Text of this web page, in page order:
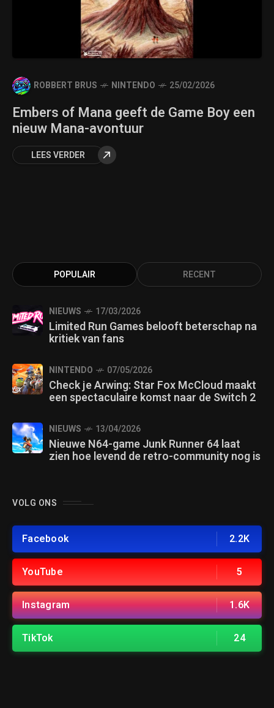
ROBBERT BRUS NINTENDO 25/02/2026
Embers of Mana geeft de Game Boy een
nieuw Mana-avontuur
LEES VERDER
POPULAIR RECENT
NIEUWS 17/03/2026
Limited Run Games belooft beterschap na
kritiek van fans
NINTENDO 07/05/2026
Check je Arwing: Star Fox McCloud maakt
een spectaculaire komst naar de Switch 2
NIEUWS 13/04/2026
Nieuwe N64-game Junk Runner 64 laat
zien hoe levend de retro-community nog is
VOLG ONS
Facebook 2.2K
YouTube 5
Instagram 1.6K
TikTok 24